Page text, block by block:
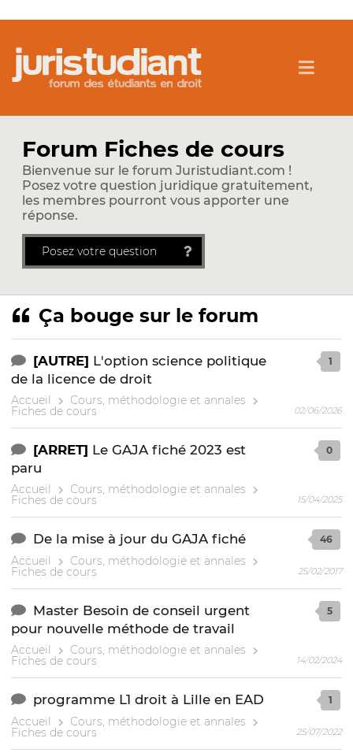
Forum Fiches de cours
Bienvenue sur le forum Juristudiant.com !
Posez votre question juridique gratuitement,
les membres pourront vous apporter une
réponse.
Posez votre question
Ça bouge sur le forum
[AUTRE] L'option science politique
de la licence de droit
Accueil Cours, méthodologie et annales
Fiches de cours
1
02/06/2026
[ARRET] Le GAJA fiché 2023 est
paru
Accueil Cours, méthodologie et annales
Fiches de cours
0
15/04/2025
De la mise à jour du GAJA fiché
Accueil Cours, méthodologie et annales
Fiches de cours
46
25/02/2017
Master Besoin de conseil urgent
pour nouvelle méthode de travail
Accueil Cours, méthodologie et annales
Fiches de cours
5
14/02/2024
programme L1 droit à Lille en EAD
Accueil Cours, méthodologie et annales
Fiches de cours
1
25/07/2022